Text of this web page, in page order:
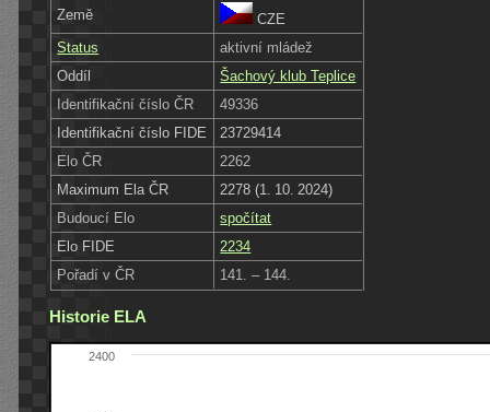
Země
CZE
Status
aktivní mládež
Oddíl
Šachový klub Teplice
Identifikační číslo ČR
49336
Identifikační číslo FIDE
23729414
Elo ČR
2262
Maximum Ela ČR
2278 (1. 10. 2024)
Budoucí Elo
spočítat
Elo FIDE
2234
Pořadí v ČR
141. – 144.
Historie ELA
2400